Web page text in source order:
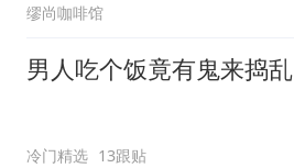
缪尚咖啡馆
男人吃个饭竟有鬼来捣乱
冷门精选 13跟贴